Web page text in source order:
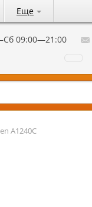
Еще
09:00—21:00
A1240C